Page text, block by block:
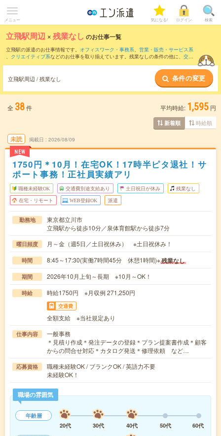
メニュー 気になる! ログイン 検索
立飛駅周辺 ×残業なし のお仕事一覧
立飛駅の派遣のお仕事情報です。 オフィスワーク・事務系、 営業・販売・サービス系
、 クリエイティブ系などのお仕事を取り揃えています。残業なしの条件の他に、 交通
立飛駅周辺 / 残業なし 条件の変更
全 38件 平均時給: 1,595 円
新着順 時給順
未読
NEW
掲載日 2026/08/09
1750円＊10月！在宅OK！17時半ピタ退社！サ
ポート事務！正社員実績アリ
職種未経験OK 交通費別途支給あり 土日祝日が休み 残業なし
在宅・リモート WEB登録OK 派遣
勤務地
東京都立川市
立飛駅から徒歩10分／泉体育館駅から徒歩7分
曜日頻度 月～金（週5日／土日祝休み） ※土日祝休み！
時間 8:45～17:30(実働7時間45分 休憩1時間)※残業なし
期間 2026年10月上旬～長期 ※10月～OK！
時給 時給1750円 ※月収例 271,250円
交通費
全額支給 ※当社規定あり
仕事内容
一般事務
＊見積り作成＊発注データの登録＊プラン提案書作成＊顧客
からの問合せ対応＊カタログ発送＊修理依頼 など…
応募資格
職種未経験OK / ブランクOK / 英語力不要
未経験OK！
職場の雰囲気
年齢層
20代
30代 40代 50代
60代